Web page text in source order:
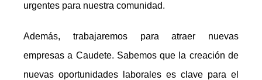
urgentes para nuestra comunidad.
Además, trabajaremos para atraer nuevas
empresas a Caudete. Sabemos que la creación de
nuevas oportunidades laborales es clave para el